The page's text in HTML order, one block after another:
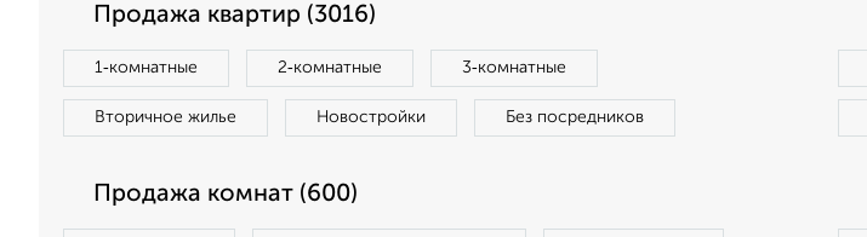
Продажа квартир (3016)
1‑комнатные 2‑комнатные 3‑комнатные
Вторичное жилье Новостройки Без посредников
Продажа комнат (600)